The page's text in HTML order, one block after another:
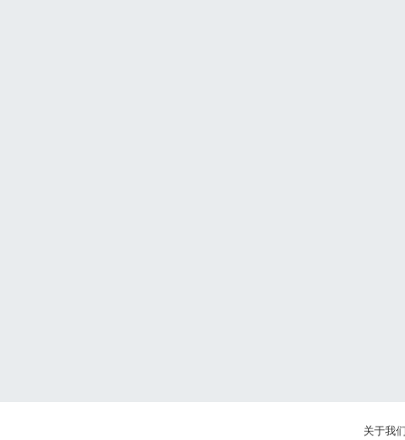
关于我